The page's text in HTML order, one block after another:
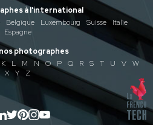
à l'international
Belgique Luxembourg Suisse
Italie
Espagne
photographes
K L M N O P Q R S T U V
W
X
Y Z